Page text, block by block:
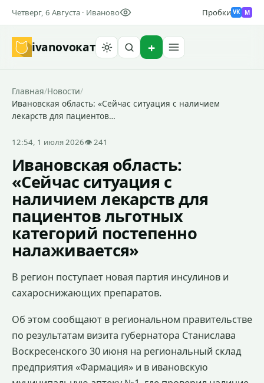
Четверг, 6 Августа · Иваново Пробки VK M
ivanovoкат
Главная/Новости/
Ивановская область: «Сейчас ситуация с наличием
лекарств для пациентов…
12:54, 1 июля 2026👁 241
Ивановская область:
«Сейчас ситуация с
наличием лекарств для
пациентов льготных
категорий постепенно
налаживается»
В регион поступает новая партия инсулинов и
сахароснижающих препаратов.
Об этом сообщают в региональном правительстве
по результатам визита губернатора Станислава
Воскресенского 30 июня на региональный склад
предприятия «Фармация» и в ивановскую